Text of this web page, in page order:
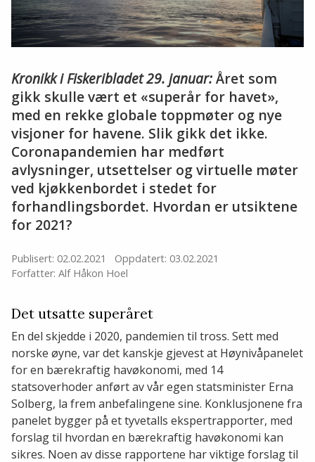
Kronikk i Fiskeribladet 29. januar:Året som
gikk skulle vært et «superår for havet»,
med en rekke globale toppmøter og nye
visjoner for havene. Slik gikk det ikke.
Coronapandemien har medført
avlysninger, utsettelser og virtuelle møter
ved kjøkkenbordet i stedet for
forhandlingsbordet. Hvordan er utsiktene
for 2021?
Publisert: 02.02.2021
Oppdatert: 03.02.2021
Forfatter: Alf Håkon Hoel
Det utsatte superåret
En del skjedde i 2020, pandemien til tross. Sett med
norske øyne, var det kanskje gjevest at Høynivåpanelet
for en bærekraftig havøkonomi, med 14
statsoverhoder anført av vår egen statsminister Erna
Solberg, la frem anbefalingene sine. Konklusjonene fra
panelet bygger på et tyvetalls ekspertrapporter, med
forslag til hvordan en bærekraftig havøkonomi kan
sikres. Noen av disse rapportene har viktige forslag til